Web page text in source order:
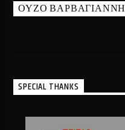
ΟΥΖΟ ΒΑΡΒΑΓΙΑΝΝΗ
SPECIAL THANKS